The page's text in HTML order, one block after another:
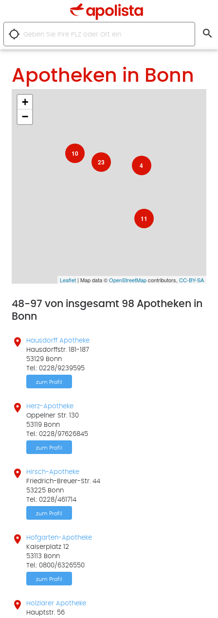
location_searching search
Apotheken in Bonn
11
4
10
23
+
−
Leaflet | Map data ©OpenStreetMapcontributors,CC-BY-SA
48-97 von insgesamt 98 Apotheken in
Bonn

Hausdorff Apotheke
Hausdorffstr. 181-187
53129 Bonn
Tel.: 0228/9239595
zum Profil

Herz-Apotheke
Oppelner Str. 130
53119 Bonn
Tel.: 0228/97626845
zum Profil

Hirsch-Apotheke
Friedrich-Breuer-Str. 44
53225 Bonn
Tel.: 0228/461714
zum Profil

Hofgarten-Apotheke
Kaiserplatz 12
53113 Bonn
Tel.: 0800/6326550
zum Profil

Holzlarer Apotheke
Hauptstr. 56